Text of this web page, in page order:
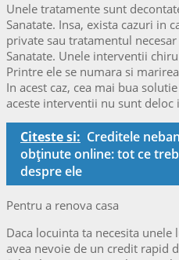
Unele tratamente sunt
Sanatate. Insa, exista cazuri in
private sau tratamentul
Sanatate. Unele interventii
Printre ele se numara si
In acest caz, cea mai bua
aceste interventii nu sunt deloc
Citeste si: Creditele
obținute online: tot ce
despre ele
Pentru a renova casa
Daca locuinta ta necesita
avea nevoie de un credit rapid